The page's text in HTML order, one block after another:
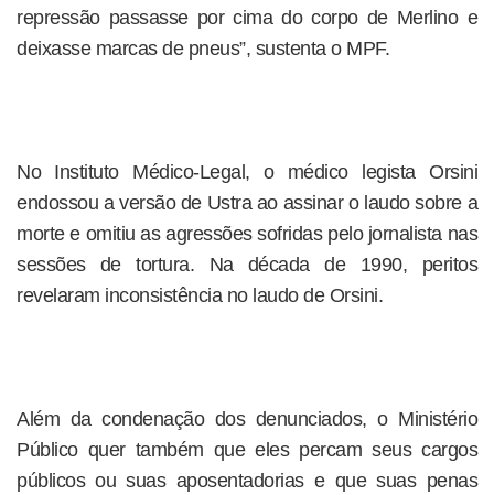
repressão passasse por cima do corpo de Merlino e
deixasse marcas de pneus”, sustenta o MPF.
No Instituto Médico-Legal, o médico legista Orsini
endossou a versão de Ustra ao assinar o laudo sobre a
morte e omitiu as agressões sofridas pelo jornalista nas
sessões de tortura. Na década de 1990, peritos
revelaram inconsistência no laudo de Orsini.
Além da condenação dos denunciados, o Ministério
Público quer também que eles percam seus cargos
públicos ou suas aposentadorias e que suas penas